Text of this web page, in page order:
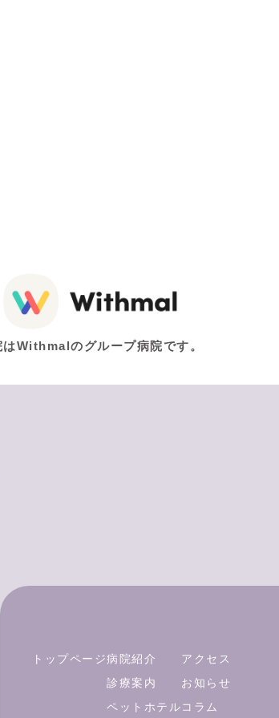
はWithmalのグループ病院です。
トップページ病院紹介
診療案内
ペットホテル
アクセス
お知らせ
コラム